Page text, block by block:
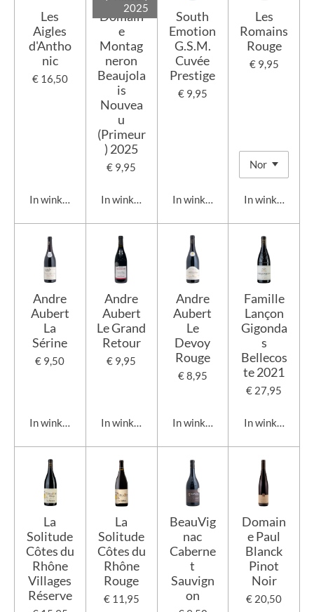
Les
Aigles
d'Antho
nic
€ 16,50
In winkelwagen
2025
Domain
e
Montag
neron
Beaujola
is
Nouvea
u
(Primeur
) 2025
€ 9,95
In winkelwagen
South
Emotion
G.S.M.
Cuvée
Prestige
€ 9,95
In winkelwagen
Les
Romains
Rouge
€ 9,95
In
Andre
Aubert
La
Sérine
€ 9,50
In winkelwagen
Andre
Aubert
Le Grand
Retour
€ 9,95
In winkelwagen
Andre
Aubert
Le
Devoy
Rouge
€ 8,95
In winkelwagen
Famille
Lançon
Gigonda
s
Bellecos
te 2021
€ 27,95
In
La
Solitude
Côtes du
Rhône
Villages
Réserve
La
Solitude
Côtes du
Rhône
Rouge
€ 11,95
BeauVig
nac
Caberne
t
Sauvign
on
Domain
e Paul
Blanck
Pinot
Noir
€ 20,50